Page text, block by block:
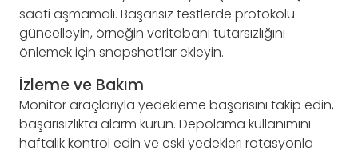
saati aşmamalı. Başarısız testlerde protokolü
güncelleyin, örneğin veritabanı tutarsızlığını
önlemek için snapshot’lar ekleyin.
İzleme ve Bakım
Monitör araçlarıyla yedekleme başarısını takip edin,
başarısızlıkta alarm kurun. Depolama kullanımını
haftalık kontrol edin ve eski yedekleri rotasyonla